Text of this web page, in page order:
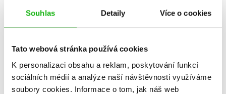
Souhlas Detaily Více o cookies
Tato webová stránka používá cookies
K personalizaci obsahu a reklam, poskytování funkcí
sociálních médií a analýze naší návštěvnosti využíváme
soubory cookies. Informace o tom, jak náš web
Hyde Park Civilizace
Gabriela Cihlářová
199 Kč249 Kč
Do košíku